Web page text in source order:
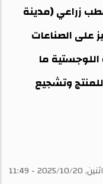
زراعي (مدينة
على الصناعات
اللوجستية ما
وتشجيع
اثنين, 2025/10/20 - 11:49